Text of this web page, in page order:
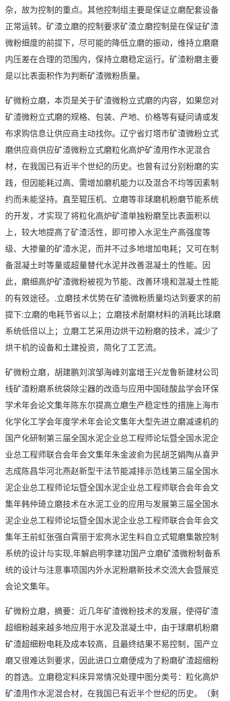
杂，故为控制的重点。其他控制组主要是保证立磨配套设备
正常运转。矿渣立磨的控制要求矿渣立磨控制是在保证矿渣
微粉细度的前提下，尽可能的降低立磨的振动，维持立磨磨
内压差在合理的范围内，保持立磨稳定运行。矿渣粉磨主要
是以比表面积作为判断矿渣微粉质量。
矿微粉立磨，本页是关于矿渣微粉立式磨的内容，如果您对
矿渣微粉立式磨的规格、包装、产地、价格等有疑问请或发
布求购信息让供应商主动找你。辽宁省灯塔市矿渣微粉立式
磨供应商供应矿渣微粉立式磨粒化高炉矿渣用作水泥混合
材，在我国已有近半个世纪的历史。也曾有过分别粉磨的实
践，但因能耗过高、需增加磨机能力以及混合不均等因素制
约而未能坚持。直至辊压机、立磨等非球磨机粉磨节能系统
的开发，才实现了将粒化高炉矿渣单独粉磨至比表面积以
上，较大地提高了矿渣活性，即可掺入水泥生产高强度等
级、大掺量的矿渣水泥，而并不过多地增加电耗；又可在制
备混凝土时等量或超量替代水泥并改善混凝土的性能。因
此，磨细高炉矿渣微粉被视为节能、改善环境和混凝土性能
的有效途径。.立磨技术优势在矿渣微粉质量均达到要求的前
提下:立磨的电耗节省以上；立磨技术耐磨材料的消耗比球磨
系统低倍以上；立磨工艺采用边烘干边粉磨的技术，减少了
烘干机的设备和土建投资，简化了工艺流。
矿微粉立磨，胡建鹏刘滨邹海峰刘富增王兴龙鲁新建材公司
线矿渣粉磨系统袋除尘器的改造与应用中国硅酸盐学会环保
学术年会论文集年陈东尔提高立磨生产稳定性的措施上海市
化学化工学会年度学术年会论文集年大型先进立磨减速机的
国产化研制第三届全国水泥企业总工程师论坛暨全国水泥企
业总工程师联合会年会文集年朱金波俞为民胡芝娟陶从喜尹
志成陈昌华河北燕赵新型干法节能减排示范线第三届全国水
泥企业总工程师论坛暨全国水泥企业总工程师联合会年会文
集年韩仲琦立磨技术在水泥工业的应用与发展第三届全国水
泥企业总工程师论坛暨全国水泥企业总工程师联合会年会文
集年王前虹张强白霄丽于宏亮水泥生料自立式辊磨集散控制
系统的设计与实现,年解启明李建功国产立磨矿渣微粉制备系
统的设计与注意事项国内外水泥粉磨新技术交流大会暨展览
会论文集年。
矿微粉立磨，摘要：近几年矿渣微粉技术的发展，使得矿渣
超细粉越来越多地应用于水泥及混凝土中，由于球磨机粉磨
矿渣超细粉电耗及成本较高，且最终结果不易控制，国产立
磨又很难达到要求，因此进口立磨便成为了粉磨矿渣超细粉
的首选。立磨稳定料床异常情况处理中图分类号：粒化高炉
矿渣用作水泥混合材，在我国已有近半个世纪的历史。（剩